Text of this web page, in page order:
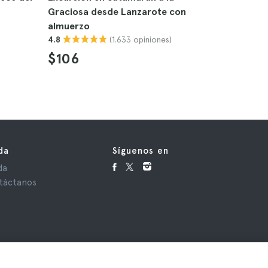
Graciosa desde Lanzarote con
almuerzo
4.8 (1.633 opiniones)
$106
Síguenos en